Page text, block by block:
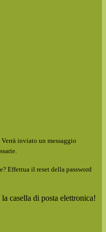
Verrà inviato un messaggio
Effettua il reset della password
casella di posta elettronica!